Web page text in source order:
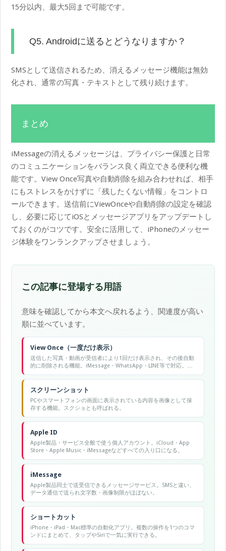
15分以内、最大5回まで可能です。
Q5. Androidに送るとどうなりますか？
SMSとして送信されるため、消えるメッセージ機能は無効
化され、通常の写真・テキストとして残り続けます。
まとめ
iMessageの消えるメッセージは、プライバシー保護と日常
のコミュニケーションをバランス良く両立できる便利な機
能です。View Once写真や自動削除を組み合わせれば、相手
にもストレスをかけずに「残したくない情報」をコントロ
ールできます。送信前にViewOnceや自動削除の設定を確認
し、必要に応じてiOSとメッセージアプリをアップデートし
ておくのがコツです。安全に活用して、iPhoneのメッセー
ジ体験をワンランクアップさせましょう。
この記事に登場する用語
意味を確認してから本文へ戻れるよう、関連度が高い
順に並べています。
View Once（一度だけ表示）
送信した写真・動画が受信者により1回だけ表示され、その後自動
的に削除される機能。iMessage・WhatsApp・LINE等で対応。秘
密性の高いコンテンツの共有、プライバシー保護、誤送信リスク
軽減に効果的。
スクリーンショット
PCやスマートフォンの画面に表示されている内容を画像として保
存する機能。スクショとも呼ばれる。
Apple ID
Apple製品・サービス全般で使う個人アカウント。iCloud・App
Store・Apple Music・iMessageなどすべての入り口になる。
iMessage
Apple製品同士で送受信できるメッセージサービス。SMSと違い、
データ通信で送られ文字数・画像制限がほぼない。
ショートカット
iPhone・iPad・Mac標準の自動化アプリ。複数の操作を1つのコマ
ンドにまとめて、タップやSiriで一気に実行できる。